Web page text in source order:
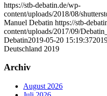
https://stb-debatin.de/wp-
content/uploads/2018/08/
Manuel Debatin https://stb-
content/uploads/2017/09/
Debatin2019-05-20 15:19:37
Deutschland 2019
Archiv
August 2026